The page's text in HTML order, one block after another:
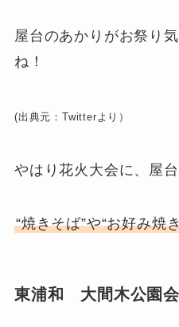
屋台のあかりがお祭り
ね！
(出典元：Twitterより）
やはり花火大会に、屋
“焼きそば”や“お好み焼
東浦和 大間木公園